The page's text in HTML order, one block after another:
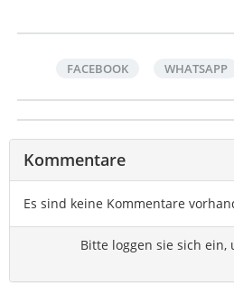
FACEBOOK WHATSAPP
Kommentare
Es sind keine Kommentare
Bitte loggen sie sich